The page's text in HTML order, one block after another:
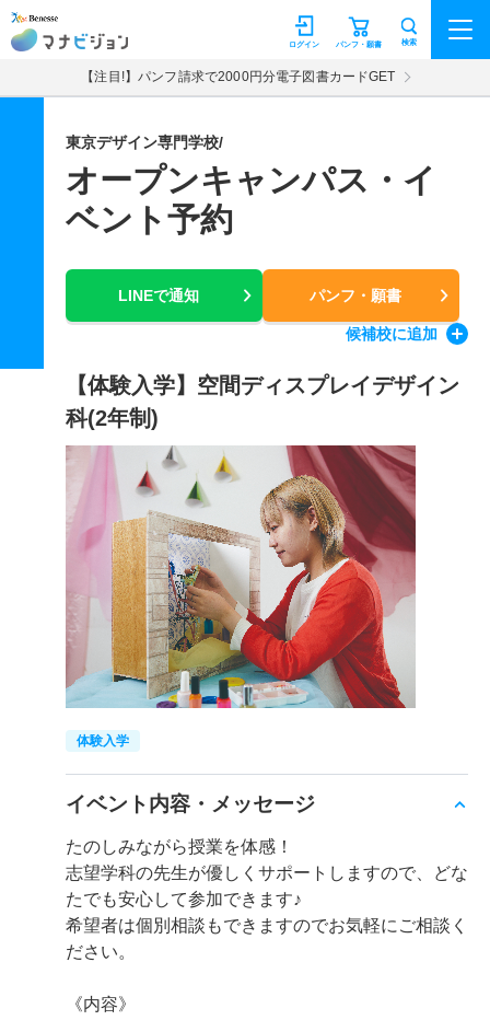
マナビジョン パンフ・願書
ログイン 検索
【注目!】パンフ請求で2000円分電子図書カードGET
東京デザイン専門学校/
オープンキャンパス・イ
ベント予約
LINEで通知 パンフ・願書
候補校に追加
【体験入学】空間ディスプレイデザイン
科(2年制)
体験入学
イベント内容・メッセージ
たのしみながら授業を体感！
志望学科の先生が優しくサポートしますので、どな
たでも安心して参加できます♪
希望者は個別相談もできますのでお気軽にご相談く
ださい。
《内容》